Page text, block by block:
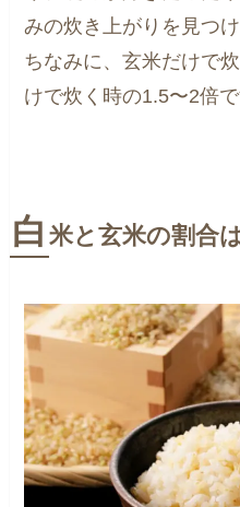
みの炊き上がりを見つ
ちなみに、玄米だけで
けで炊く時の1.5〜2倍で
白 米と玄米の割合